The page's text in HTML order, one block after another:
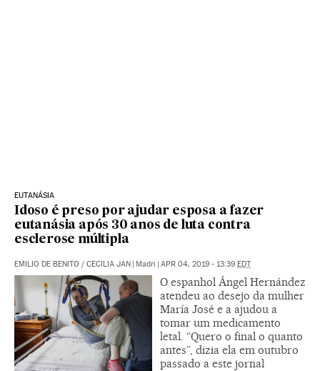
EUTANÁSIA
Idoso é preso por ajudar esposa a fazer
eutanásia após 30 anos de luta contra
esclerose múltipla
EMILIO DE BENITO / CECILIA JAN | Madri | APR 04, 2019 - 13:39 EDT
O espanhol Ángel Hernández
atendeu ao desejo da mulher
María José e a ajudou a
tomar um medicamento
letal. “Quero o final o quanto
antes”, dizia ela em outubro
passado a este jornal